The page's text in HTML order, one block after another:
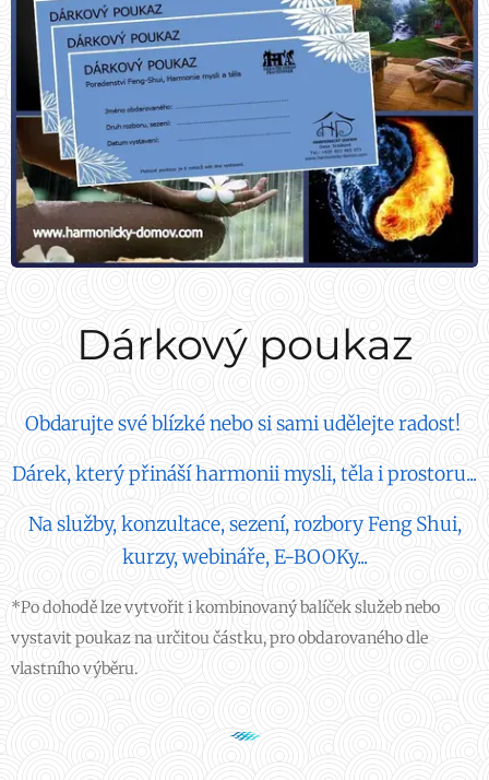
Dárkový poukaz
Obdarujte své blízké nebo si sami udělejte radost!
Dárek, který přináší harmonii mysli, těla i prostoru...
Na služby, konzultace, sezení, rozbory Feng Shui,
kurzy, webináře, E-BOOKy...
*Po dohodě lze vytvořit i kombinovaný balíček služeb nebo
vystavit poukaz na určitou částku, pro obdarovaného dle
vlastního výběru.